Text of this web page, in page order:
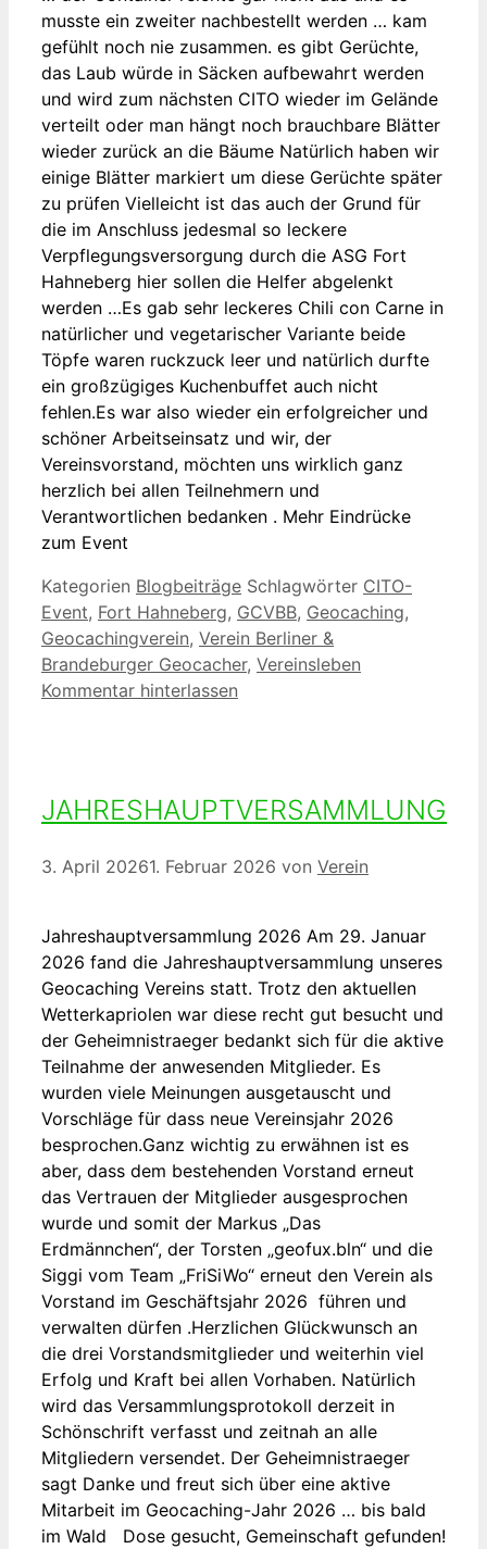
musste ein zweiter nachbestellt werden … kam
gefühlt noch nie zusammen. es gibt Gerüchte,
das Laub würde in Säcken aufbewahrt werden
und wird zum nächsten CITO wieder im Gelände
verteilt oder man hängt noch brauchbare Blätter
wieder zurück an die Bäume Natürlich haben wir
einige Blätter markiert um diese Gerüchte später
zu prüfen Vielleicht ist das auch der Grund für
die im Anschluss jedesmal so leckere
Verpflegungsversorgung durch die ASG Fort
Hahneberg hier sollen die Helfer abgelenkt
werden …Es gab sehr leckeres Chili con Carne in
natürlicher und vegetarischer Variante beide
Töpfe waren ruckzuck leer und natürlich durfte
ein großzügiges Kuchenbuffet auch nicht
fehlen.Es war also wieder ein erfolgreicher und
schöner Arbeitseinsatz und wir, der
Vereinsvorstand, möchten uns wirklich ganz
herzlich bei allen Teilnehmern und
Verantwortlichen bedanken . Mehr Eindrücke
zum Event
Kategorien Blogbeiträge Schlagwörter CITO-
Event, Fort Hahneberg, GCVBB, Geocaching,
Geocachingverein, Verein Berliner &
Brandeburger Geocacher, Vereinsleben
Kommentar hinterlassen
JAHRESHAUPTVERSAMMLUNG
3. April 20261. Februar 2026 von Verein
Jahreshauptversammlung 2026 Am 29. Januar
2026 fand die Jahreshauptversammlung unseres
Geocaching Vereins statt. Trotz den aktuellen
Wetterkapriolen war diese recht gut besucht und
der Geheimnistraeger bedankt sich für die aktive
Teilnahme der anwesenden Mitglieder. Es
wurden viele Meinungen ausgetauscht und
Vorschläge für dass neue Vereinsjahr 2026
besprochen.Ganz wichtig zu erwähnen ist es
aber, dass dem bestehenden Vorstand erneut
das Vertrauen der Mitglieder ausgesprochen
wurde und somit der Markus „Das
Erdmännchen“, der Torsten „geofux.bln“ und die
Siggi vom Team „FriSiWo“ erneut den Verein als
Vorstand im Geschäftsjahr 2026 führen und
verwalten dürfen .Herzlichen Glückwunsch an
die drei Vorstandsmitglieder und weiterhin viel
Erfolg und Kraft bei allen Vorhaben. Natürlich
wird das Versammlungsprotokoll derzeit in
Schönschrift verfasst und zeitnah an alle
Mitgliedern versendet. Der Geheimnistraeger
sagt Danke und freut sich über eine aktive
Mitarbeit im Geocaching-Jahr 2026 … bis bald
im Wald Dose gesucht, Gemeinschaft gefunden!